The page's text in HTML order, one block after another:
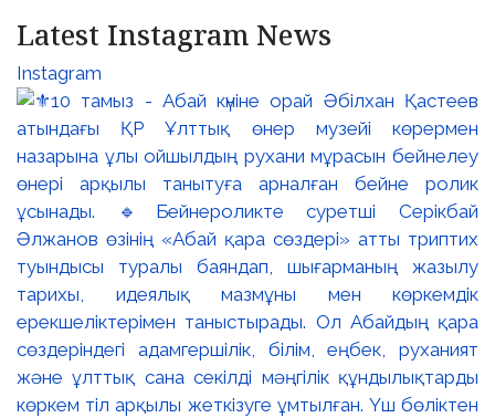
Latest Instagram News
Instagram